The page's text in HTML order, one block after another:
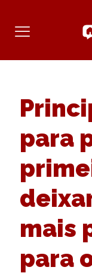
para
mais
para